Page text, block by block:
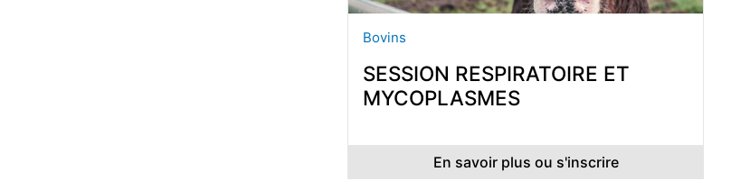
Bovins
SESSION RESPIRATOIRE ET
MYCOPLASMES
En savoir plus ou s'inscrire